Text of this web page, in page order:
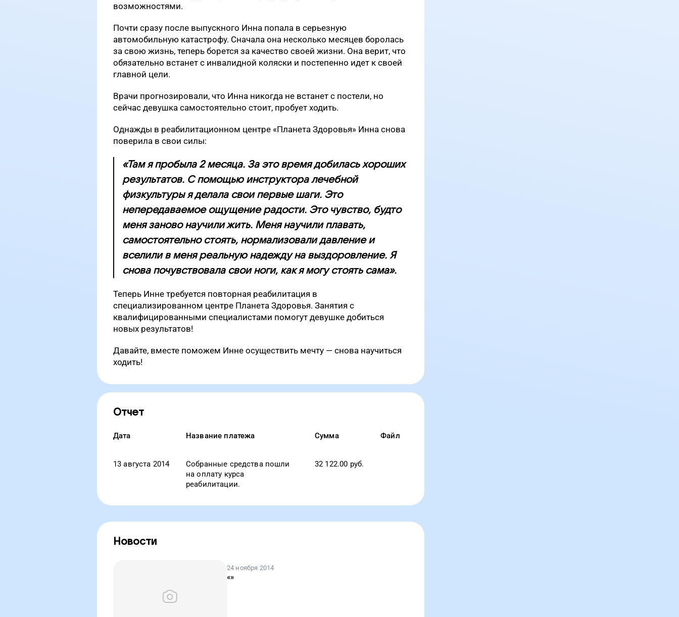
возможностями.
Почти сразу после выпускного Инна попала в серьезную
автомобильную катастрофу. Сначала она несколько месяцев боролась
за свою жизнь, теперь борется за качество своей жизни. Она верит, что
обязательно встанет с инвалидной коляски и постепенно идет к своей
главной цели.
Врачи прогнозировали, что Инна никогда не встанет с постели, но
сейчас девушка самостоятельно стоит, пробует ходить.
Однажды в реабилитационном центре «Планета Здоровья» Инна снова
поверила в свои силы:
«Там я пробыла 2 месяца. За это время добилась хороших
результатов. С помощью инструктора лечебной
физкультуры я делала свои первые шаги. Это
непередаваемое ощущение радости. Это чувство, будто
меня заново научили жить. Меня научили плавать,
самостоятельно стоять, нормализовали давление и
вселили в меня реальную надежду на выздоровление. Я
снова почувствовала свои ноги, как я могу стоять сама».
Теперь Инне требуется повторная реабилитация в
специализированном центре Планета Здоровья. Занятия с
квалифицированными специалистами помогут девушке добиться
новых результатов!
Давайте, вместе поможем Инне осуществить мечту — снова научиться
ходить!
Отчет
Дата Название платежа Сумма Файл
13 августа 2014
Собранные средства пошли
на оплату курса
реабилитации.
32 122.00 руб.
Новости
24 ноября 2014
«»